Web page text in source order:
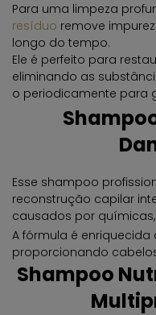
Para uma limpeza
resíduo remove
longo do tempo.
Ele é perfeito para
eliminando as
o periodicamente para
sem acúmulo de
Esse shampoo
reconstrução capilar
causados por
restaurando a saúde e
A fórmula é
proporcionando
Shampoo